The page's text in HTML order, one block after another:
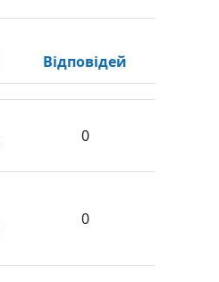
Відповідей
Дії
0
0